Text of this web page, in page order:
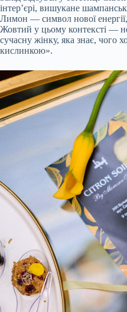
інтер’єрі, вишукане
Лимон — символ нової
Жовтий у цьому контексті —
сучасну жінку, яка знає, чого
кислинкою».